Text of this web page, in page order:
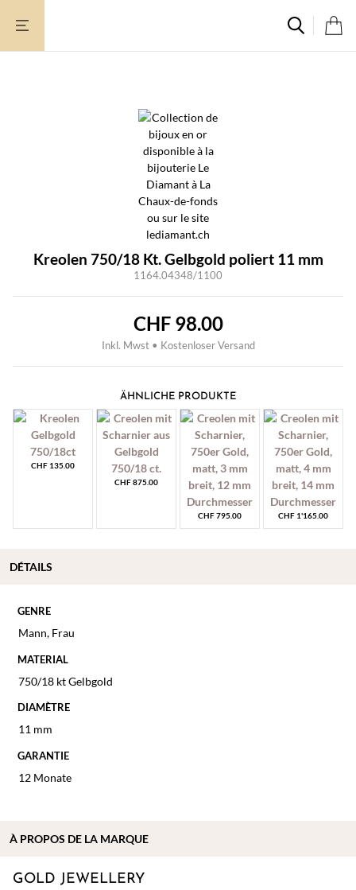
Inhalt
Kreolen 750/18 Kt. Gelbgold poliert 11 mm
1164.04348/1100
CHF98.00
Inkl. Mwst • Kostenloser Versand
ÄHNLICHE PRODUKTE
CHF 135.00
CHF875.00
CHF795.00 CHF 1'165.00
GENRE
Mann, Frau
MATERIAL
750/18 kt Gelbgold
DIAMÈTRE
11 mm
GARANTIE
12 Monate
GOLD JEWELLERY
DÉTAILS
À PROPOS DE LA MARQUE